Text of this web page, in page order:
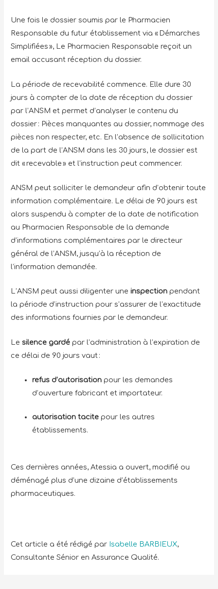
Une fois le dossier soumis par le Pharmacien
Responsable du futur établissement via « Démarches
Simplifiées », Le Pharmacien Responsable reçoit un
email accusant réception du dossier.
La période de recevabilité commence. Elle dure 30
jours à compter de la date de réception du dossier
par l’ANSM et permet d’analyser le contenu du
dossier : Pièces manquantes au dossier, nommage des
pièces non respecter, etc. En l’absence de sollicitation
de la part de l’ANSM dans les 30 jours, le dossier est
dit « recevable » et l’instruction peut commencer.
ANSM peut solliciter le demandeur afin d’obtenir toute
information complémentaire. Le délai de 90 jours est
alors suspendu à compter de la date de notification
au Pharmacien Responsable de la demande
d’informations complémentaires par le directeur
général de l’ANSM, jusqu’à la réception de
l’information demandée.
L’ANSM peut aussi diligenter uneinspection pendant
la période d’instruction pour s’assurer de l’exactitude
des informations fournies par le demandeur.
Lesilence gardé par l’administration à l’expiration de
ce délai de 90 jours vaut :
refus d’autorisation pour les demandes
d’ouverture fabricant et importateur.
autorisation tacite pour les autres
établissements.
Ces dernières années, Atessia a ouvert, modifié ou
déménagé plus d’une dizaine d’établissements
pharmaceutiques.
Cet article a été rédigé par Isabelle BARBIEUX,
Consultante Sénior en Assurance Qualité.